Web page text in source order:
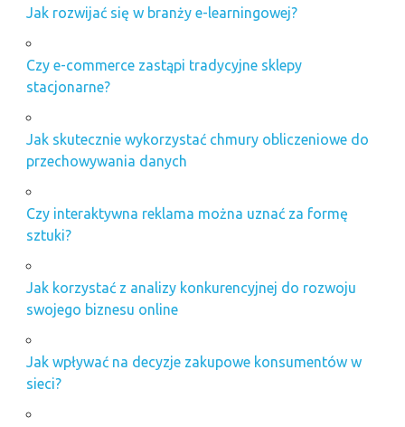
Jak rozwijać się w branży e-learningowej?
Czy e-commerce zastąpi tradycyjne sklepy
stacjonarne?
Jak skutecznie wykorzystać chmury obliczeniowe do
przechowywania danych
Czy interaktywna reklama można uznać za formę
sztuki?
Jak korzystać z analizy konkurencyjnej do rozwoju
swojego biznesu online
Jak wpływać na decyzje zakupowe konsumentów w
sieci?